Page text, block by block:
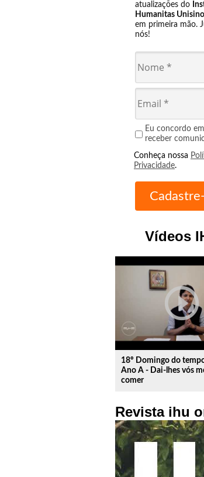
atualizações do
Humanitas
em primeira mão.
nós!
Eu concordo em
receber
Conheça nossa
Privacidade.
Vídeos
play_circle_outline
18º Domingo do
Ano A - Dai-lhes vós
comer
Revista ihu